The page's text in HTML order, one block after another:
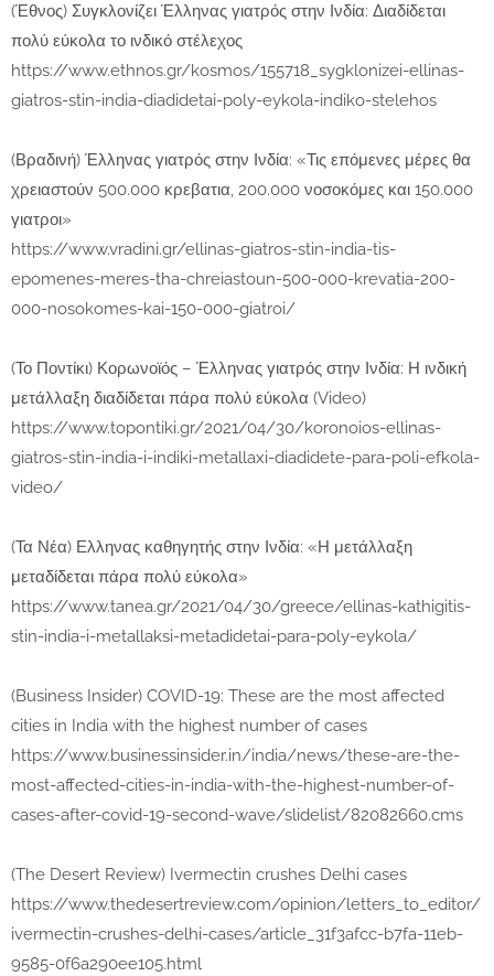
(Έθνος) Συγκλονίζει Έλληνας γιατρός στην Ινδία: Διαδίδεται
πολύ εύκολα το ινδικό στέλεχος
https://www.ethnos.gr/kosmos/155718_sygklonizei-ellinas-
giatros-stin-india-diadidetai-poly-eykola-indiko-stelehos
(Βραδινή) Έλληνας γιατρός στην Ινδία: «Τις επόμενες μέρες θα
χρειαστούν 500.000 κρεβατια, 200.000 νοσοκόμες και 150.000
γιατροι»
https://www.vradini.gr/ellinas-giatros-stin-india-tis-
epomenes-meres-tha-chreiastoun-500-000-krevatia-200-
000-nosokomes-kai-150-000-giatroi/
(Το Ποντίκι) Κορωνοϊός – Έλληνας γιατρός στην Ινδία: Η ινδική
μετάλλαξη διαδίδεται πάρα πολύ εύκολα (Video)
https://www.topontiki.gr/2021/04/30/koronoios-ellinas-
giatros-stin-india-i-indiki-metallaxi-diadidete-para-poli-efkola-
video/
(Τα Νέα) Ελληνας καθηγητής στην Ινδία: «Η μετάλλαξη
μεταδίδεται πάρα πολύ εύκολα»
https://www.tanea.gr/2021/04/30/greece/ellinas-kathigitis-
stin-india-i-metallaksi-metadidetai-para-poly-eykola/
(Business Insider) COVID-19: These are the most affected
cities in India with the highest number of cases
https://www.businessinsider.in/india/news/these-are-the-
most-affected-cities-in-india-with-the-highest-number-of-
cases-after-covid-19-second-wave/slidelist/82082660.cms
(The Desert Review) Ivermectin crushes Delhi cases
https://www.thedesertreview.com/opinion/letters_to_editor/
ivermectin-crushes-delhi-cases/article_31f3afcc-b7fa-11eb-
9585-0f6a290ee105.html